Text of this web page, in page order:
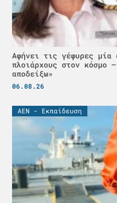
Αφήνει τις γέφυρες μία
πλοιάρχους στον κόσμο
αποδείξω»
06.08.26
ΑΕΝ - Εκπαίδευση